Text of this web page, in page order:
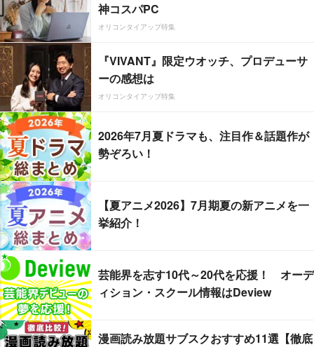
神コスパPC
オリコンタイアップ特集
『VIVANT』限定ウオッチ、プロデューサ
ーの感想は
オリコンタイアップ特集
2026年7月夏ドラマも、注目作＆話題作が
勢ぞろい！
【夏アニメ2026】7月期夏の新アニメを一
挙紹介！
芸能界を志す10代～20代を応援！ オーデ
ィション・スクール情報はDeview
漫画読み放題サブスクおすすめ11選【徹底